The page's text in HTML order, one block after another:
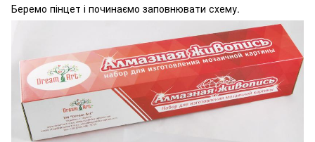
Беремо пінцет і починаємо заповнювати схему.